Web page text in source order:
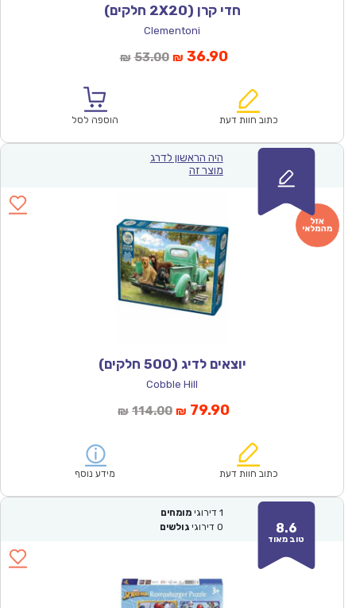
חדי קרן (2X20 חלקים)
Clementoni
₪ 53.00המחיר
₪53.00.
₪ 36.90המחיר
הוא:
כתוב חוות דעת הוספה לסל
היה הראשון לדרג
מוצר זה
יוצאים לדיג (500 חלקים)
Cobble Hill
₪ 114.00המחיר
₪114.00.
₪ 79.90המחיר
הוא:
כתוב חוות דעת מידע נוסף
8.6
טוב מאוד
1 דירוגי מומחים
0 דירוגי גולשים